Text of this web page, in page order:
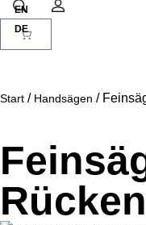
Warenkorb
Suche
Start / Handsägen /